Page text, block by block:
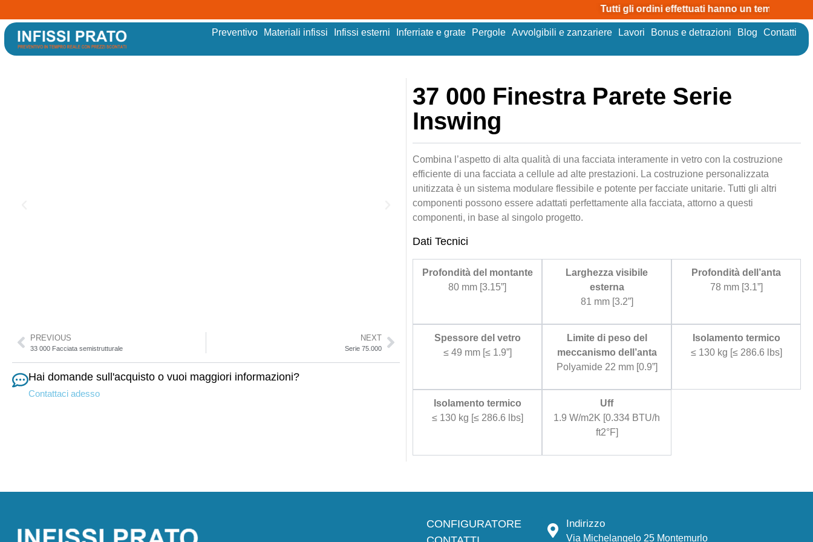
Tutti gli ordini effettuati hanno un tempo di
Preventivo Materiali infissi Infissi esterni Inferriate e grate Pergole Avvolgibili e zanzariere Lavori Bonus e detrazioni Blog Contatti
PREVIOUS
33 000 Facciata semistrutturale
NEXT
Serie 75.000
Hai domande sull'acquisto o vuoi maggiori informazioni?
Contattaci adesso
37 000 Finestra Parete Serie
Inswing
Combina l’aspetto di alta qualità di una facciata interamente in vetro con la costruzione
efficiente di una facciata a cellule ad alte prestazioni. La costruzione personalizzata
unitizzata è un sistema modulare flessibile e potente per facciate unitarie. Tutti gli altri
componenti possono essere adattati perfettamente alla facciata, attorno a questi
componenti, in base al singolo progetto.
Dati Tecnici
Profondità del montante
80 mm [3.15”]
Larghezza visibile
esterna
81 mm [3.2”]
Profondità dell’anta
78 mm [3.1”]
Spessore del vetro
≤ 49 mm [≤ 1.9”]
Limite di peso del
meccanismo dell’anta
Polyamide 22 mm [0.9”]
Isolamento termico
≤ 130 kg [≤ 286.6 lbs]
Isolamento termico
≤ 130 kg [≤ 286.6 lbs]
Uff
1.9 W/m2K [0.334 BTU/h
ft2°F]
CONFIGURATORE
Indirizzo
Via Michelangelo 25 Montemurlo